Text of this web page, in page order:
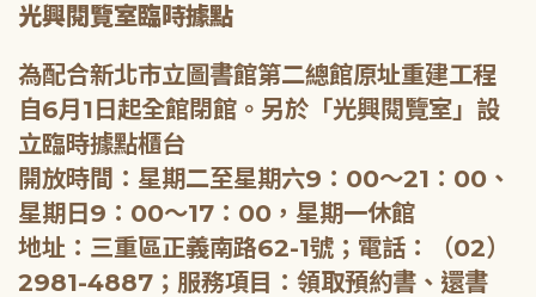
光興閱覽室臨時據點
為配合新北市立圖書館第二總館原址重建工程
自6月1日起全館閉館。另於「光興閱覽室」設
立臨時據點櫃台
開放時間：星期二至星期六9：00～21：00、
星期日9：00～17：00，星期一休館
地址：三重區正義南路62-1號；電話：（02）
2981-4887；服務項目：領取預約書、還書